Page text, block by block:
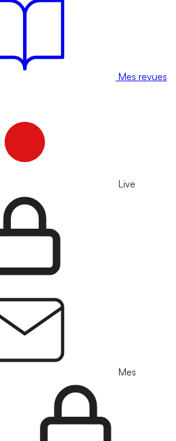
Mes revues
Live
Mes